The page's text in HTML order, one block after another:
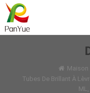
Maison
Tubes De Brillant À